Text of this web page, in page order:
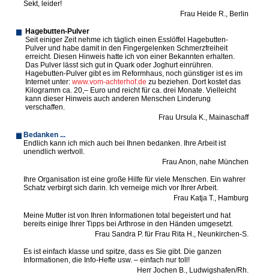
Sekt, leider!
Frau Heide R., Berlin
Hagebutten-Pulver
Seit einiger Zeit nehme ich täglich einen Esslöffel Hagebutten-
Pulver und habe damit in den Fingergelenken Schmerzfreiheit
erreicht. Diesen Hinweis hatte ich von einer Bekannten erhalten.
Das Pulver lässt sich gut in Quark oder Joghurt einrühren.
Hagebutten-Pulver gibt es im Reformhaus, noch günstiger ist es im
Internet unter: www.vom-achterhof.de zu beziehen. Dort kostet das
Kilogramm ca. 20,– Euro und reicht für ca. drei Monate. Vielleicht
kann dieser Hinweis auch anderen Menschen Linderung
verschaffen.
Frau Ursula K., Mainaschaff
Bedanken ...
Endlich kann ich mich auch bei Ihnen bedanken. Ihre Arbeit ist
unendlich wertvoll.
Frau Anon, nahe München
Ihre Organisation ist eine große Hilfe für viele Menschen. Ein wahrer
Schatz verbirgt sich darin. Ich verneige mich vor Ihrer Arbeit.
Frau Katja T., Hamburg
Meine Mutter ist von Ihren Informationen total begeistert und hat
bereits einige Ihrer Tipps bei Arthrose in den Händen umgesetzt.
Frau Sandra P. für Frau Rita H., Neunkirchen-S.
Es ist einfach klasse und spitze, dass es Sie gibt. Die ganzen
Informationen, die Info-Hefte usw. – einfach nur toll!
Herr Jochen B., Ludwigshafen/Rh.